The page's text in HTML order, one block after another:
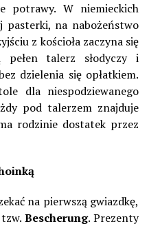
potrawy. W niemieckich
pasterki, na nabożeństwo
z kościoła zaczyna się
pełen talerz słodyczy i
dzielenia się opłatkiem.
dla niespodziewanego
pod talerzem znajduje
rodzinie dostatek przez
na pierwszą gwiazdkę,
Bescherung. Prezenty